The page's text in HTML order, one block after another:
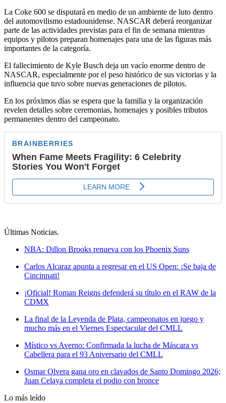
La Coke 600 se disputará en medio de un ambiente de luto dentro
del automovilismo estadounidense. NASCAR deberá reorganizar
parte de las actividades previstas para el fin de semana mientras
equipos y pilotos preparan homenajes para una de las figuras más
importantes de la categoría.
El fallecimiento de Kyle Busch deja un vacío enorme dentro de
NASCAR, especialmente por el peso histórico de sus victorias y la
influencia que tuvo sobre nuevas generaciones de pilotos.
En los próximos días se espera que la familia y la organización
revelen detalles sobre ceremonias, homenajes y posibles tributos
permanentes dentro del campeonato.
Últimas Noticias.
NBA: Dillon Brooks renueva con los Phoenix Suns
Carlos Alcaraz apunta a regresar en el US Open: ¡Se baja de
Cincinnati!
¡Oficial! Roman Reigns defenderá su título en el RAW de la
CDMX
La final de la Leyenda de Plata, campeonatos en juego y
mucho más en el Viernes Espectacular del CMLL
Místico vs Averno: Confirmada la lucha de Máscara vs
Cabellera para el 93 Aniversario del CMLL
Osmar Olvera gana oro en clavados de Santo Domingo 2026;
Juan Celaya completa el podio con bronce
Lo más leído